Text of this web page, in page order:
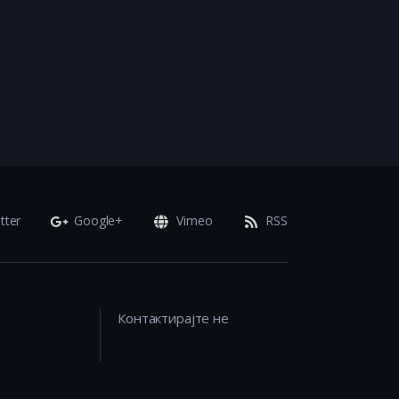
Google+ Vimeo RSS
Контактирајте не